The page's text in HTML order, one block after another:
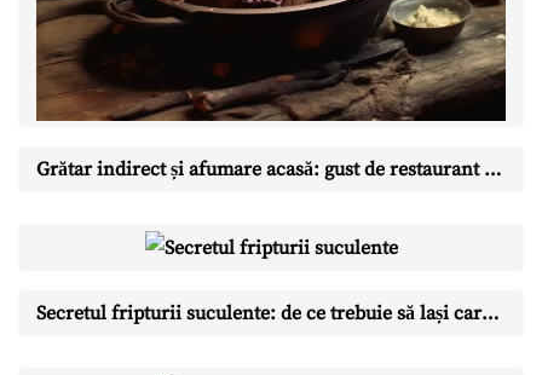
Grătar indirect și afumare acasă: gust de restaurant în curtea ta
Secretul fripturii suculente: de ce trebuie să lași carnea să se odihnească